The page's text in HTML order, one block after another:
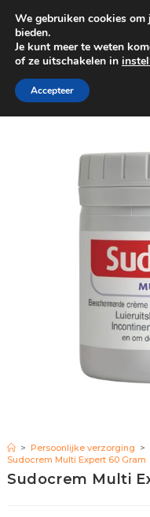
GRATIS
> Persoonlijke verzorging >
Sudocrem Multi Expert 60 Gram
Sudocrem Multi
We gebruiken cookies om
bieden.
Je kunt meer te weten
of ze uitschakelen in
Accepteer